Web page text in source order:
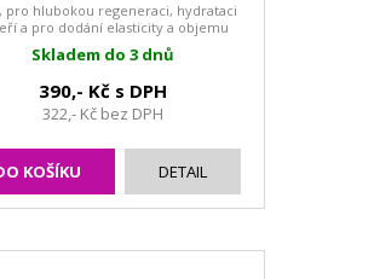
pro hlubokou regeneraci, hydrataci
a pro dodání elasticity a objemu
Skladem do 3 dnů
390,- Kč s DPH
322,- Kč bez DPH
KOŠÍKU DETAIL